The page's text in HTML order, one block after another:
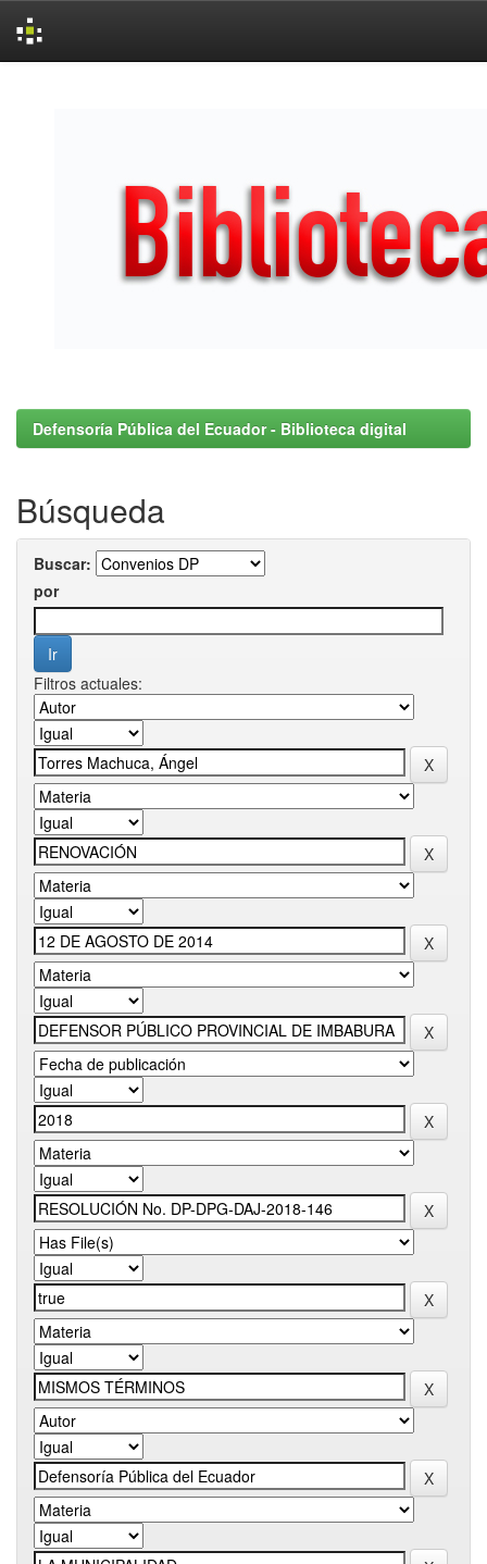
Defensoría Pública del Ecuador - Biblioteca digital
Búsqueda
Buscar:
por
Filtros actuales: